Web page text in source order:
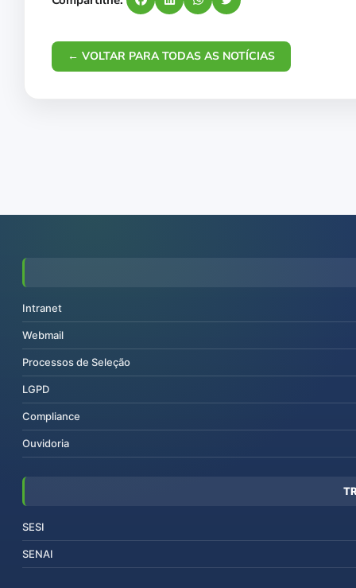
← VOLTAR PARA TODAS AS NOTÍCIAS
Intranet
Webmail
Processos de Seleção
LGPD
Compliance
Ouvidoria
SESI
SENAI